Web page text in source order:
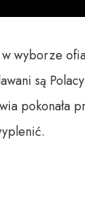
wyborze
są
pokonała